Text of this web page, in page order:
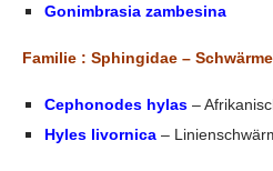
Gonimbrasia zambesina
Familie : Sphingidae –
Cephonodes hylas –
Hyles livornica –